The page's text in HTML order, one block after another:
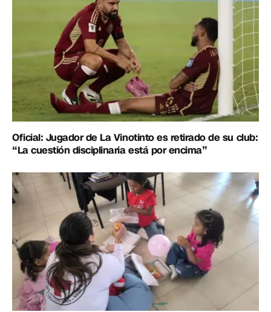
Oficial: Jugador de La Vinotinto es retirado de su club:
“La cuestión disciplinaria está por encima”